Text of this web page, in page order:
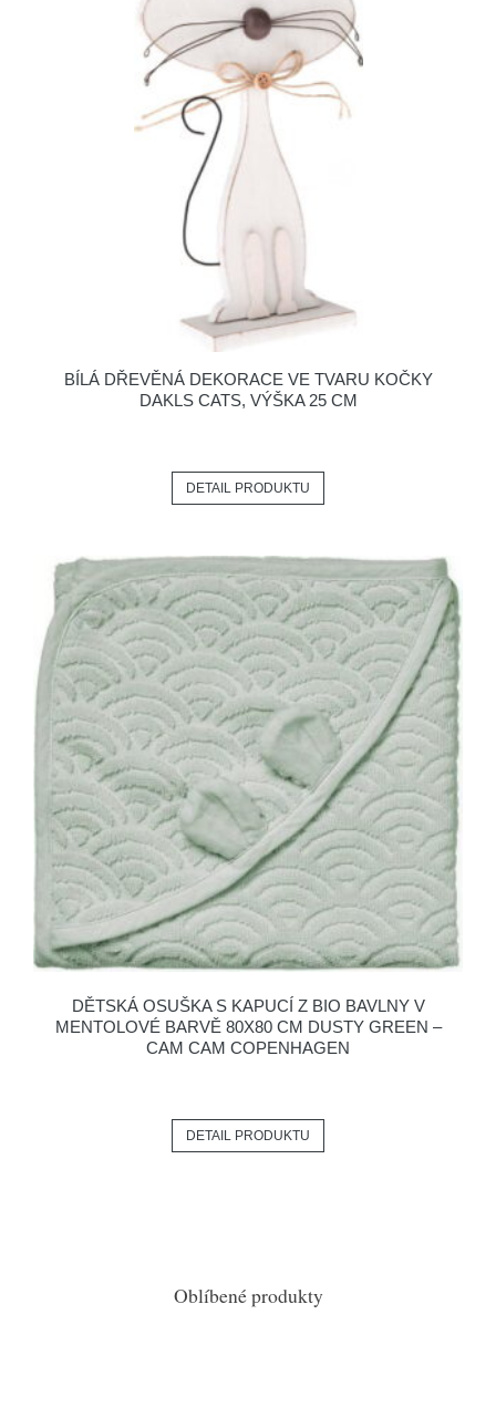
BÍLÁ DŘEVĚNÁ DEKORACE VE TVARU KOČKY
DAKLS CATS, VÝŠKA 25 CM
DETAIL PRODUKTU
DĚTSKÁ OSUŠKA S KAPUCÍ Z BIO BAVLNY V
MENTOLOVÉ BARVĚ 80X80 CM DUSTY GREEN –
CAM CAM COPENHAGEN
DETAIL PRODUKTU
Oblíbené produkty